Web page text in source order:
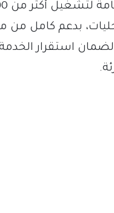
بدعم كامل من
استقرار الخدمة